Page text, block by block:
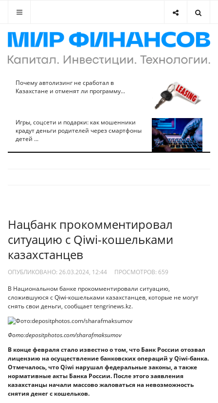
Почему автолизинг не сработал в
Казахстане и отменят ли программу...
Игры, соцсети и подарки: как мошенники
крадут деньги родителей через смартфоны
детей ...
Нацбанк прокомментировал
ситуацию с Qiwi-кошельками
казахстанцев
ОПУБЛИКОВАНО: 26.03.2024, 12:44 ПРОСМОТРОВ: 659
В Национальном банке прокомментировали ситуацию,
сложившуюся с Qiwi-кошельками казахстанцев, которые не могут
снять свои деньги, сообщает tengrinews.kz.
Фото:depositphotos.com/sharafmaksumov
В конце февраля стало известно о том, что Банк России отозвал
лицензию на осуществление банковских операций у Qiwi-банка.
Отмечалось, что Qiwi нарушал федеральные законы, а также
нормативные акты Банка России. После этого заявления
казахстанцы начали массово жаловаться на невозможность
снятия денег с кошельков.